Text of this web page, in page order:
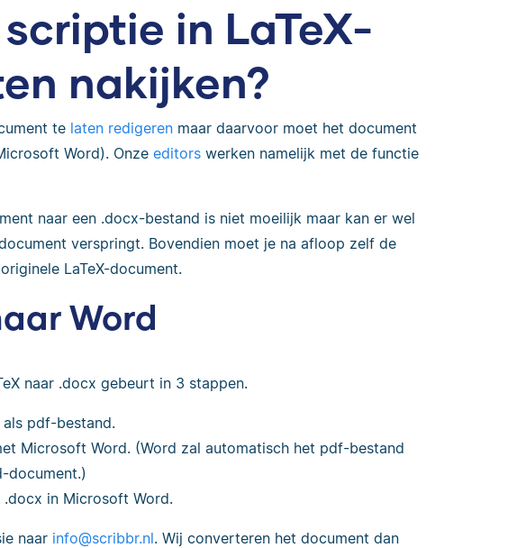
in LaTeX-
nakijken?
te laten redigerenmaar daarvoor moet het document
Word). Onze editorswerken namelijk met de functie
naar een .docx-bestand is niet moeilijk maar kan er wel
verspringt. Bovendien moet je na afloop zelf de
LaTeX-document.
Word
naar .docx gebeurt in 3 stappen.
als pdf-bestand.
Microsoft Word. (Word zal automatisch het pdf-bestand
document.)
in Microsoft Word.
naar info@scribbr.nl. Wij converteren het document dan